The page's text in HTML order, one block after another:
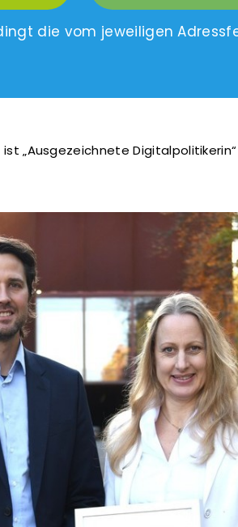
die vom jeweiligen
„Ausgezeichnete Digitalpolitikerin“